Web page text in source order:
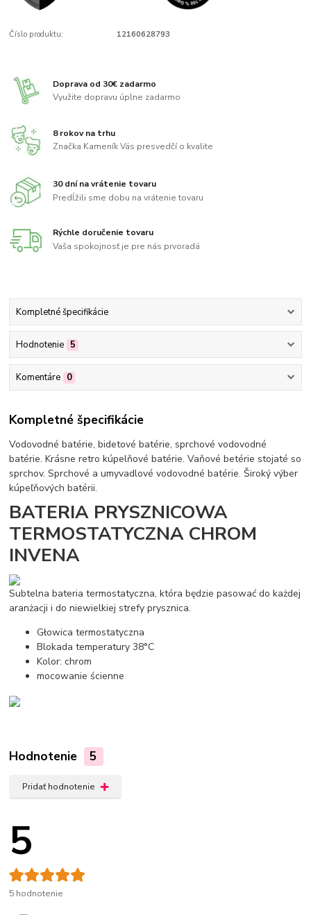
Číslo produktu: 12160628793
Doprava od 30€ zadarmo
Využite dopravu úplne zadarmo
8 rokov na trhu
Značka Kameník Vás presvedčí o kvalite
30 dní na vrátenie tovaru
Predĺžili sme dobu na vrátenie tovaru
Rýchle doručenie tovaru
Vaša spokojnosť je pre nás prvoradá
Kompletné špecifikácie
Hodnotenie 5
Komentáre 0
Kompletné špecifikácie
Vodovodné batérie, bidetové batérie, sprchové vodovodné
batérie. Krásne retro kúpelňové batérie. Vaňové betérie stojaté so
sprchov. Sprchové a umyvadlové vodovodné batérie. Široký výber
kúpeľňových batérii.
BATERIA PRYSZNICOWA
TERMOSTATYCZNA CHROM
INVENA
Subtelna bateria termostatyczna, która będzie pasować do każdej
aranżacji i do niewielkiej strefy prysznica.
Głowica termostatyczna
Blokada temperatury 38°C
Kolor: chrom
mocowanie ścienne
Hodnotenie 5
Pridať hodnotenie
5
5 hodnotenie